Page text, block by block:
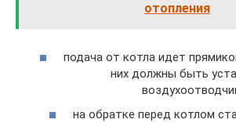
отопления
подача от котла идет
них должны быть
на обратке перед котлом